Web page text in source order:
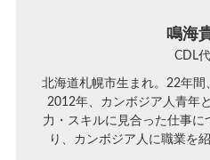
鳴海
CDL
北海道札幌市生まれ。22年間
2012年、カンボジア人青年
力・スキルに見合った仕事に
り、カンボジア人に職業を